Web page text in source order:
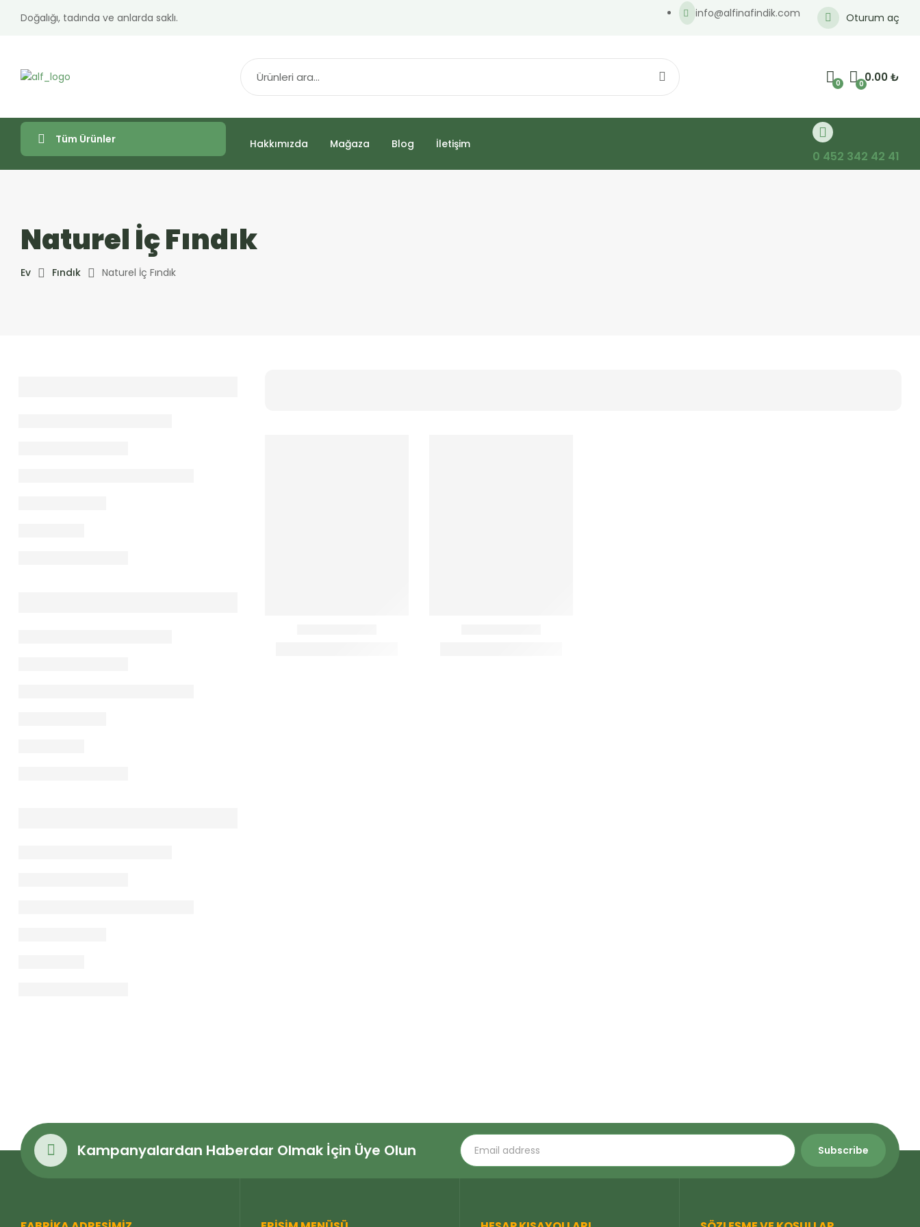
Doğalığı, tadında ve anlarda saklı. info@alfinafindik.com Oturum aç
0 00.00₺
Tüm Ürünler Hakkımızda Mağaza Blog İletişim
0 452 342 42 41
Naturel İç Fındık
Ev Fındık Naturel İç Fındık
Kampanyalardan Haberdar Olmak İçin Üye Olun